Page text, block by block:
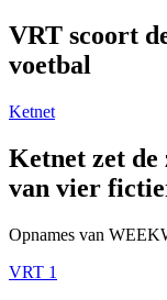
VRT scoort
voetbal
Ketnet
Ketnet zet de
van vier
Opnames van
VRT 1